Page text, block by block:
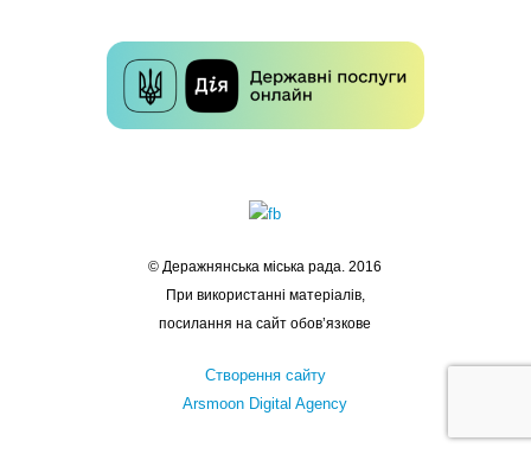
© Деражнянська міська рада. 2016
При використанні матеріалів,
посилання на сайт обов’язкове
Створення сайту
Arsmoon Digital Agency